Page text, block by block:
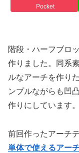
Pocket
階段・ハーフブロ
作りました。同系
ルなアーチを作り
ンプルながらも凹
作りにしています。
前回作ったアーチ
単体で使えるアー